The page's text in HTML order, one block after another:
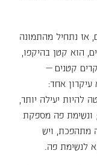
אז נתחיל מהתמונה
הוא קטן בהיקפו,
קטנים —
אחד:
להיות יעילה יותר,
ונשימת פה מספקת
מתהפכת, ויש
לנשימת פה.